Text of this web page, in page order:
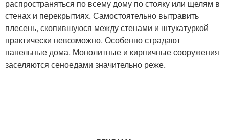
Насекомые от сырости
распространяться по всему дому по стояку или щелям в
стенах и перекрытиях. Самостоятельно вытравить
плесень, скопившуюся между стенами и штукатуркой
практически невозможно. Особенно страдают
панельные дома. Монолитные и кирпичные сооружения
заселяются сеноедами значительно реже.